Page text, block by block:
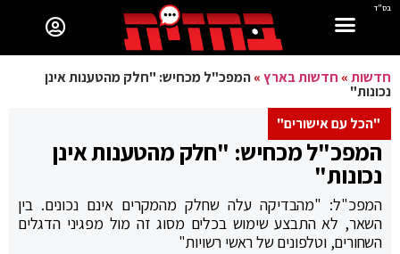
בס"ד
חדשות» חדשות בארץ»המפכ"ל מכחיש: "חלק מהטענות אינן
נכונות"
"הכל עם אישורים"
המפכ"ל מכחיש: "חלק מהטענות אינן
נכונות"
המפכ"ל: "מהבדיקה עלה שחלק מהמקרים אינם נכונים. בין
השאר, לא התבצע שימוש בכלים מסוג זה מול מפגיני הדגלים
השחורים, וטלפונים של ראשי רשויות"